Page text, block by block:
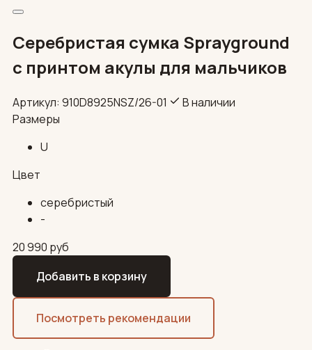
Серебристая сумка Sprayground
с принтом акулы для мальчиков
Артикул: 910D8925NSZ/26-01
В наличии
Размеры
U
Цвет
серебристый
-
20 990 руб
Добавить в корзину
Посмотреть рекомендации